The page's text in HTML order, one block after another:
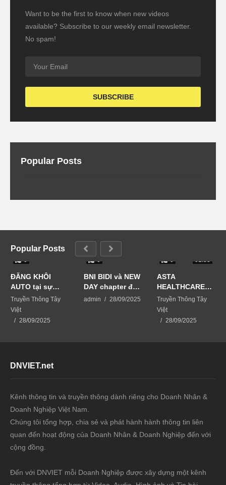
Want to be the first to know when new videos
available? Subscribe to our weekly email newsletter.
No spam!
Popular Posts
Popular Posts
0
ĐĂNG KHÔI
AUTO tại sự
kiện Business
Matching-kết
nối vươn xa
Truyền Thông Tây
Việt
28/09/2025
0
BNI BIDI và NEW
DAY chapter đã
phối hợp tổ
admin 28/09/2025
0 01:33
ASTA
HEALTHCARE
USA giải pháp
chăm sóc da từ
thiên nhiên
Truyền Thông Tây
Việt
28/09/2025
DNVIET.net
Kênh thông tin và truyền thông dành riêng cho Doanh Nhân &
Doanh Nghiệp Việt Nam.
Chúng tôi tổng hợp, chia sẻ và phát hành hành thông tin liên
quan đến hoạt động của Doanh Nhân & Doanh Nghiệp đến với
cộng đồng.
Đến với DNVIET mỗi Doanh Nghiệp được xây dựng một kênh